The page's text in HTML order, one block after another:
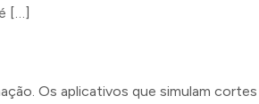
[…]
Os aplicativos que simulam cortes